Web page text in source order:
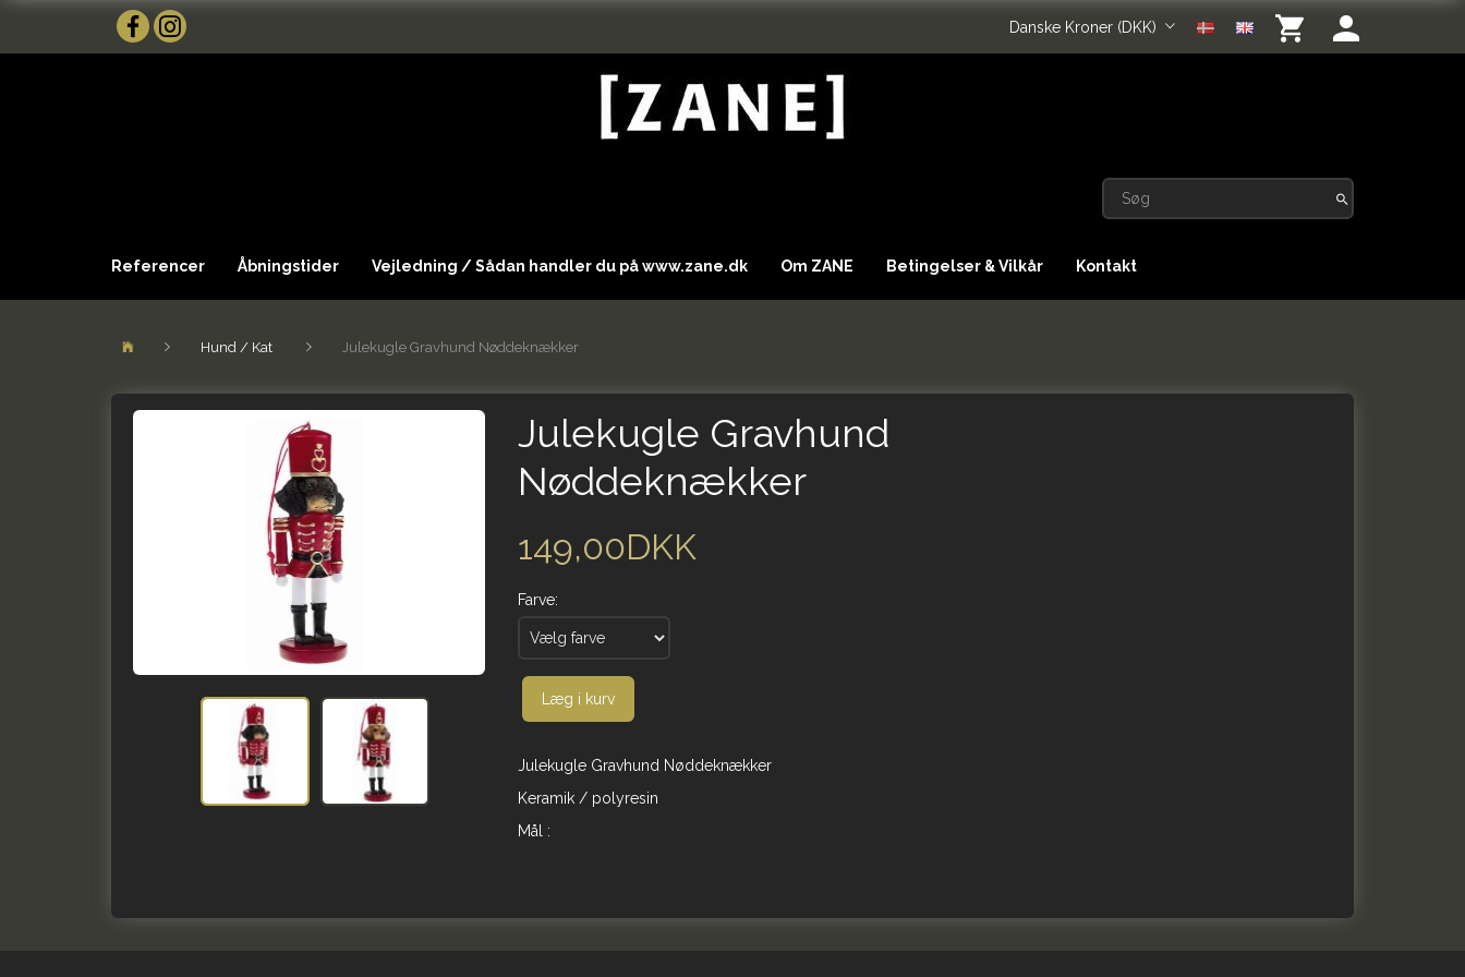
Danske Kroner (DKK)
Referencer Åbningstider Vejledning / Sådan handler du på www.zane.dk Om ZANE Betingelser & Vilkår Kontakt
Hund / Kat Julekugle Gravhund Nøddeknækker
Julekugle Gravhund
Nøddeknækker
149,00DKK
Farve:
Læg i kurv
Julekugle Gravhund Nøddeknækker
Keramik / polyresin
Mål :